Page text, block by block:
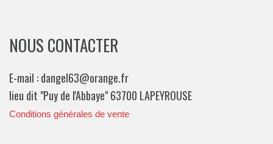
NOUS CONTACTER
E-mail : dangel63@orange.fr
lieu dit "Puy de l'Abbaye" 63700 LAPEYROUSE
Conditions générales de vente